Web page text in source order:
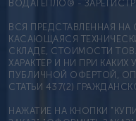
ВОДАТЕПЛО® -
ВСЯ ПРЕДСТАВЛЕННАЯ
КАСАЮЩАЯСЯ
СКЛАДЕ, СТОИМОСТИ
ХАРАКТЕР И НИ ПРИ
ПУБЛИЧНОЙ ОФЕРТОЙ,
СТАТЬИ 437(2)
НАЖАТИЕ НА КНОПКИ